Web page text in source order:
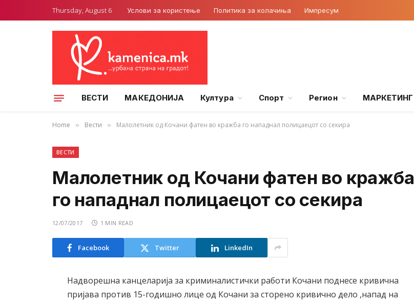
Thursday, August 6 Услови за користење Политика за колачиња Импресум
ВЕСТИ МАКЕДОНИЈА Култура Спорт Регион МАРКЕТИНГ
Home » Вести » Малолетник од Кочани фатен во кражба го нападнал полицаецот со секира
ВЕСТИ
Малолетник од Кочани фатен во кражба
го нападнал полицаецот со секира
12/07/2017 1 MIN READ
Facebook Twitter LinkedIn
Надворешна канцеларија за криминалистички работи Кочани поднесе кривична
пријава против 15-годишно лице од Кочани за сторено кривично дело ,напад на